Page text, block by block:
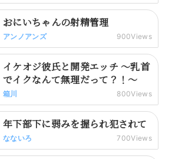
おにいちゃんの射精管理
アンノアンズ 900Views
イケオジ彼氏と開発エッチ 〜乳首
でイクなんて無理だって？！〜
箱川 800Views
年下部下に弱みを握られ犯されて
なないろ 700Views